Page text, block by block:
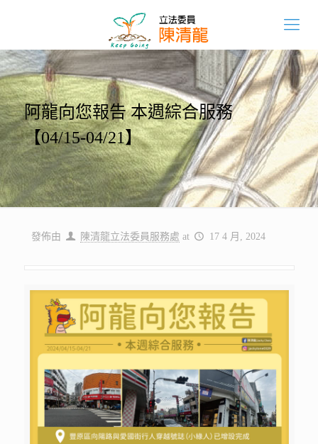
阿龍向您報告 本週綜合服務
【04/15-04/21】
發佈由 陳清龍立法委員服務處 at 17 4 月, 2024